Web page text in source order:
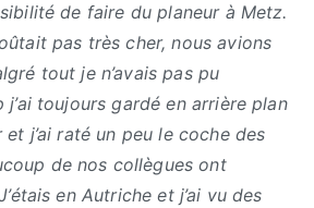
de faire du planeur à Metz.
pas très cher, nous avions
tout je n’avais pas pu
j’ai toujours gardé en arrière plan
j’ai raté un peu le coche des
de nos collègues ont
en Autriche et j’ai vu des